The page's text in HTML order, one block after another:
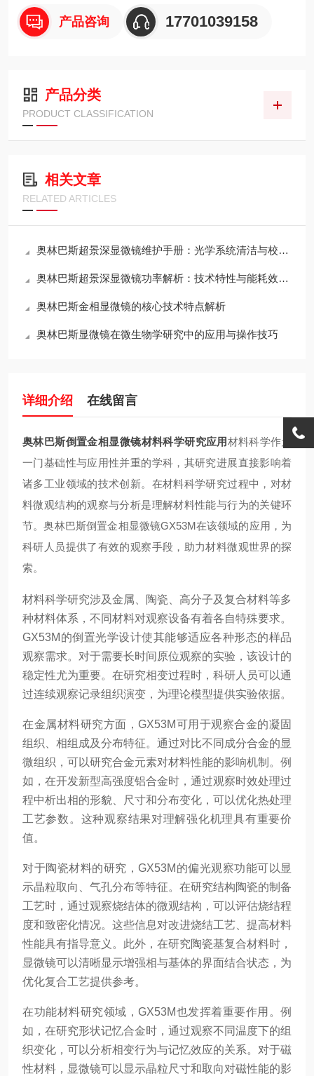
产品咨询 17701039158
产品分类
PRODUCT CLASSIFICATION
相关文章
RELATED ARTICLES
奥林巴斯超景深显微镜维护手册：光学系统清洁与校准全流程
奥林巴斯超景深显微镜功率解析：技术特性与能耗效率的平衡
奥林巴斯金相显微镜的核心技术特点解析
奥林巴斯显微镜在微生物学研究中的应用与操作技巧
详细介绍 在线留言
奥林巴斯倒置金相显微镜材料科学研究应用材料科学作为
一门基础性与应用性并重的学科，其研究进展直接影响着
诸多工业领域的技术创新。在材料科学研究过程中，对材
料微观结构的观察与分析是理解材料性能与行为的关键环
节。奥林巴斯倒置金相显微镜GX53M在该领域的应用，为
科研人员提供了有效的观察手段，助力材料微观世界的探
索。
材料科学研究涉及金属、陶瓷、高分子及复合材料等多
种材料体系，不同材料对观察设备有着各自特殊要求。
GX53M的倒置光学设计使其能够适应各种形态的样品
观察需求。对于需要长时间原位观察的实验，该设计的
稳定性尤为重要。在研究相变过程时，科研人员可以通
过连续观察记录组织演变，为理论模型提供实验依据。
在金属材料研究方面，GX53M可用于观察合金的凝固
组织、相组成及分布特征。通过对比不同成分合金的显
微组织，可以研究合金元素对材料性能的影响机制。例
如，在开发新型高强度铝合金时，通过观察时效处理过
程中析出相的形貌、尺寸和分布变化，可以优化热处理
工艺参数。这种观察结果对理解强化机理具有重要价
值。
对于陶瓷材料的研究，GX53M的偏光观察功能可以显
示晶粒取向、气孔分布等特征。在研究结构陶瓷的制备
工艺时，通过观察烧结体的微观结构，可以评估烧结程
度和致密化情况。这些信息对改进烧结工艺、提高材料
性能具有指导意义。此外，在研究陶瓷基复合材料时，
显微镜可以清晰显示增强相与基体的界面结合状态，为
优化复合工艺提供参考。
在功能材料研究领域，GX53M也发挥着重要作用。例
如，在研究形状记忆合金时，通过观察不同温度下的组
织变化，可以分析相变行为与记忆效应的关系。对于磁
性材料，显微镜可以显示晶粒尺寸和取向对磁性能的影